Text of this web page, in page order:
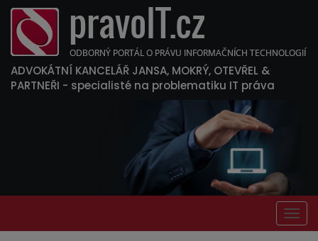
ADVOKÁTNÍ KANCELÁŘ JANSA, MOKRÝ, OTEVŘEL &
PARTNEŘI - specialisté na problematiku IT práva